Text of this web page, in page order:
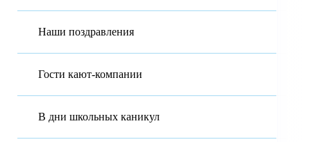
Наши поздравления
Гости кают-компании
В дни школьных каникул